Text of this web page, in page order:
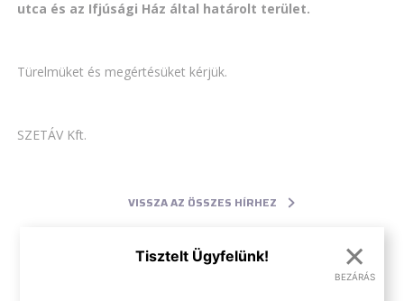
utca és az Ifjúsági Ház által határolt terület.
Türelmüket és megértésüket kérjük.
SZETÁV Kft.
VISSZA AZ ÖSSZES HÍRHEZ
×
BEZÁRÁS
Tisztelt Ügyfelünk!